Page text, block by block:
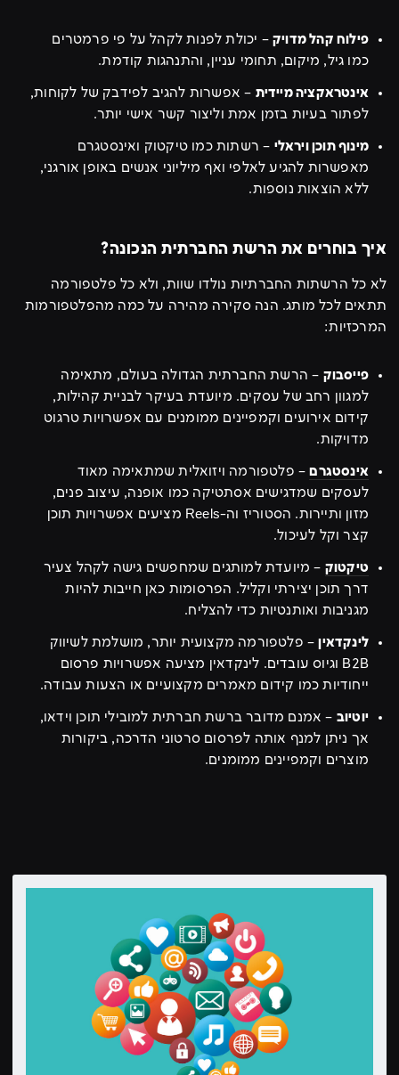
פילוח קהל מדויק – יכולת לפנות לקהל על פי פרמטרים
כמו גיל, מיקום, תחומי עניין, והתנהגות קודמת.
אינטראקציה מיידית – אפשרות להגיב לפידבק של לקוחות,
לפתור בעיות בזמן אמת וליצור קשר אישי יותר.
מינוף תוכן ויראלי – רשתות כמו טיקטוק ואינסטגרם
מאפשרות להגיע לאלפי ואף מיליוני אנשים באופן אורגני,
ללא הוצאות נוספות.
איך בוחרים את הרשת החברתית הנכונה?
לא כל הרשתות החברתיות נולדו שוות, ולא כל פלטפורמה
תתאים לכל מותג. הנה סקירה מהירה על כמה מהפלטפורמות
המרכזיות:
פייסבוק – הרשת החברתית הגדולה בעולם, מתאימה
למגוון רחב של עסקים. מיועדת בעיקר לבניית קהילות,
קידום אירועים וקמפיינים ממומנים עם אפשרויות טרגוט
מדויקות.
אינסטגרם– פלטפורמה ויזואלית שמתאימה מאוד
לעסקים שמדגישים אסתטיקה כמו אופנה, עיצוב פנים,
מזון ותיירות. הסטוריז וה-Reels מציעים אפשרויות תוכן
קצר וקל לעיכול.
טיקטוק – מיועדת למותגים שמחפשים גישה לקהל צעיר
דרך תוכן יצירתי וקליל. הפרסומות כאן חייבות להיות
מגניבות ואותנטיות כדי להצליח.
לינקדאין– פלטפורמה מקצועית יותר, מושלמת לשיווק
B2B וגיוס עובדים. לינקדאין מציעה אפשרויות פרסום
ייחודיות כמו קידום מאמרים מקצועיים או הצעות עבודה.
יוטיוב – אמנם מדובר ברשת חברתית למובילי תוכן וידאו,
אך ניתן למנף אותה לפרסום סרטוני הדרכה, ביקורות
מוצרים וקמפיינים ממומנים.